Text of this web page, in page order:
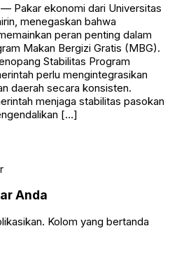
Pakar ekonomi dari Universitas
menegaskan bahwa
peran penting dalam
Makan Bergizi Gratis (MBG).
Stabilitas Program
perlu mengintegrasikan
daerah secara konsisten.
menjaga stabilitas pasokan
[…]
Anda
Kolom yang bertanda